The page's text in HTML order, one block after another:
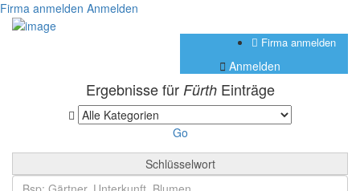
Firma anmelden Anmelden
Firma anmelden
Anmelden
Ergebnisse für FürthEinträge
Go
Schlüsselwort